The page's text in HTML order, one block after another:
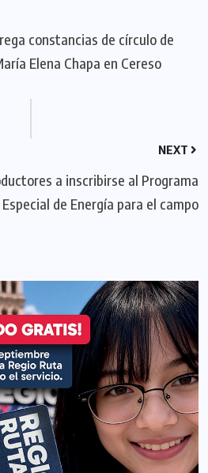
constancias de círculo de
Elena Chapa en Cereso
NEXT
a inscribirse al Programa
Especial de Energía para el campo